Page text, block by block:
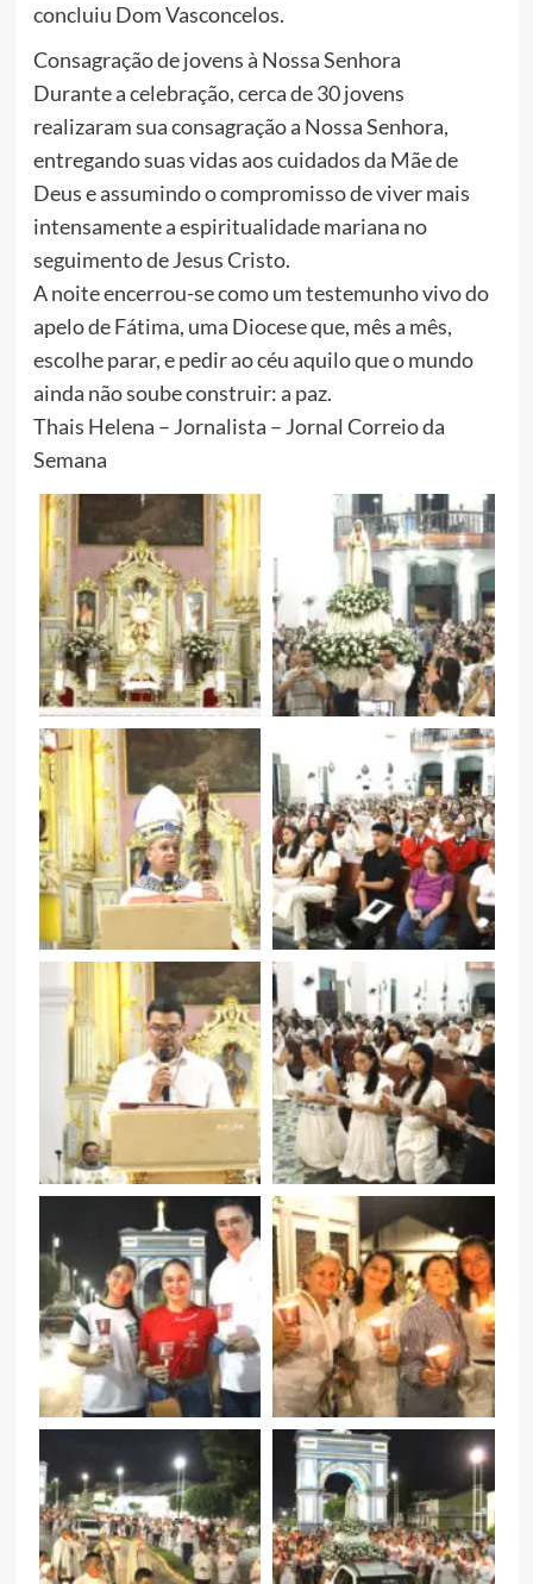
concluiu Dom Vasconcelos.
Consagração de jovens à Nossa Senhora
Durante a celebração, cerca de 30 jovens
realizaram sua consagração a Nossa Senhora,
entregando suas vidas aos cuidados da Mãe de
Deus e assumindo o compromisso de viver mais
intensamente a espiritualidade mariana no
seguimento de Jesus Cristo.
A noite encerrou-se como um testemunho vivo do
apelo de Fátima, uma Diocese que, mês a mês,
escolhe parar, e pedir ao céu aquilo que o mundo
ainda não soube construir: a paz.
Thais Helena – Jornalista – Jornal Correio da
Semana